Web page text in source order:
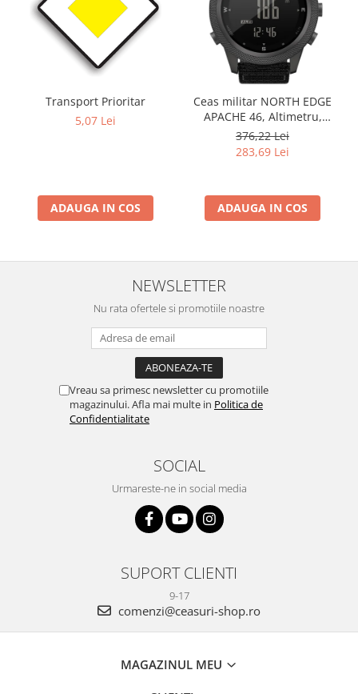
Transport Prioritar
5,07 Lei
ADAUGA IN COS
Ceas militar NORTH EDGE
APACHE 46, Altimetru,
Barometru, Cronometru,
Termometru, Pedometru,
Busola
376,22 Lei
283,69 Lei
ADAUGA IN COS
NEWSLETTER
Nu rata ofertele si promotiile noastre
Vreau sa primesc newsletter cu promotiile
magazinului. Afla mai multe in Politica de
Confidentialitate
SOCIAL
Urmareste-ne in social media
SUPORT CLIENTI
9-17
comenzi@ceasuri-shop.ro
MAGAZINUL MEU